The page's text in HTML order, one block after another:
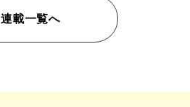
連載一覧へ